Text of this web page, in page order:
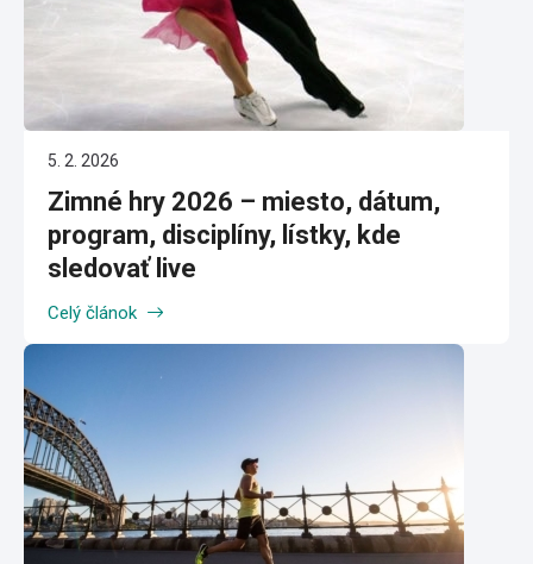
5. 2. 2026
Zimné hry 2026 – miesto, dátum,
program, disciplíny, lístky, kde
sledovať live
Celý článok